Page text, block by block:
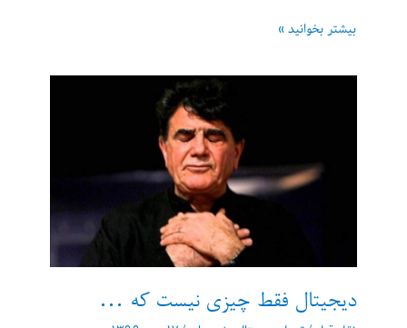
دلبرا
وجودت
بیشتر بخوانید »
دیجیتال فقط چیزی نیست که …